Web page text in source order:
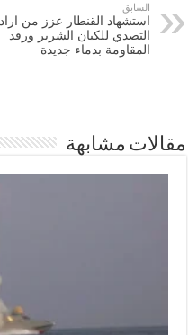
السابق
استشهاد القنطار عزز من
التصدي للكيان الشرير ورفد
المقاومة بدماء جديدة
مقالات مشابهة